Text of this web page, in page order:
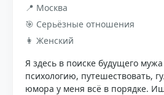
📍 Москва
🎯 Серьёзные отношения
👩 Женский
Я здесь в поиске будущего
психологию, путешествовать,
юмора у меня всё в порядке.